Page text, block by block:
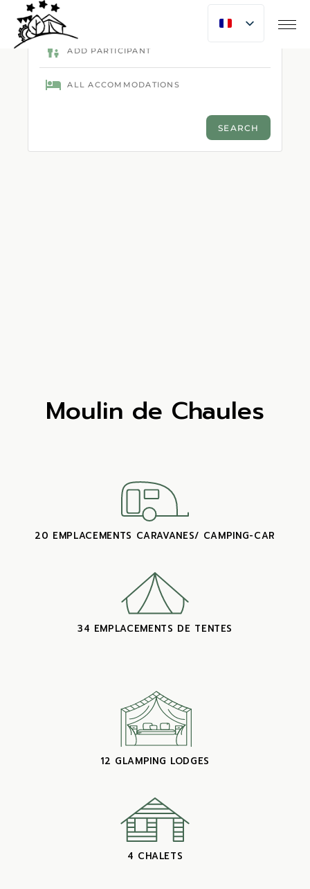
Moulin de Chaules
20 EMPLACEMENTS CARAVANES/ CAMPING-CAR
34 EMPLACEMENTS DE TENTES
12 GLAMPING LODGES
4 CHALETS